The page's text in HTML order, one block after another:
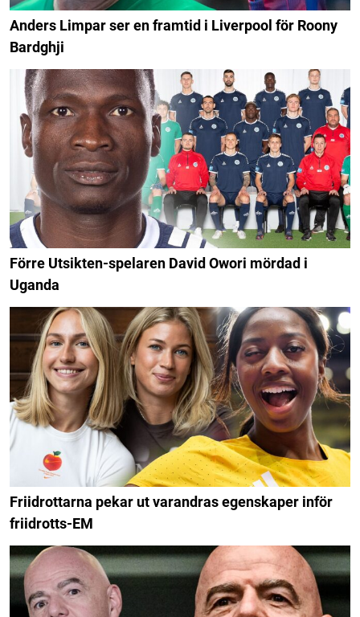
Anders Limpar ser en framtid i Liverpool för Roony
Bardghji
Förre Utsikten-spelaren David Owori mördad i
Uganda
Friidrottarna pekar ut varandras egenskaper inför
friidrotts-EM